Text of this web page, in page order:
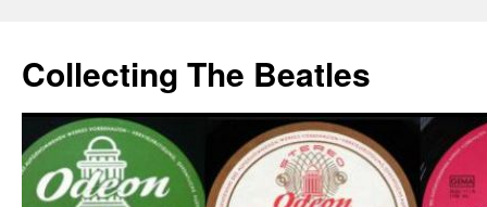
springen
Collecting The Beatles